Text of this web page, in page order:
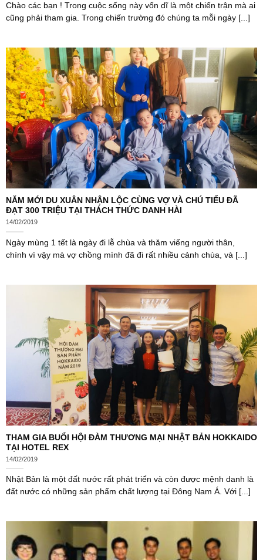
Chào các bạn ! Trong cuộc sống này vốn dĩ là một chiến trận mà ai
cũng phải tham gia. Trong chiến trường đó chúng ta mỗi ngày [...]
NĂM MỚI DU XUÂN NHẬN LỘC CÙNG VỢ VÀ CHÚ TIỂU ĐÃ
ĐẠT 300 TRIỆU TẠI THÁCH THỨC DANH HÀI
14/02/2019
Ngày mùng 1 tết là ngày đi lễ chùa và thăm viếng người thân,
chính vì vậy mà vợ chồng mình đã đi rất nhiều cảnh chùa, và [...]
THAM GIA BUỔI HỘI ĐÀM THƯƠNG MẠI NHẬT BẢN HOKKAIDO
TẠI HOTEL REX
14/02/2019
Nhật Bản là một đất nước rất phát triển và còn được mệnh danh là
đất nước có những sản phẩm chất lượng tại Đông Nam Á. Với [...]